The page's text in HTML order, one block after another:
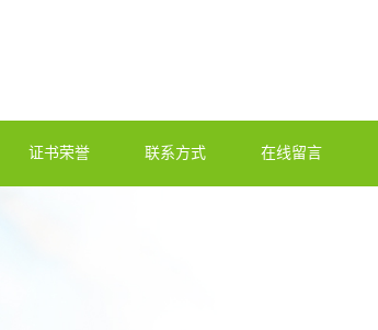
证书荣誉 联系方式 在线留言